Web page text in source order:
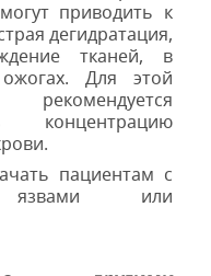
приводить к
дегидратация,
тканей, в
Для этой
концентрацию
пациентам с
язвами или